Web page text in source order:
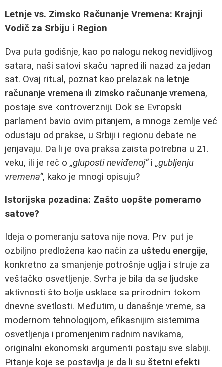
Letnje vs. Zimsko Računanje Vremena: Krajnji
Vodič za Srbiju i Region
Dva puta godišnje, kao po nalogu nekog nevidljivog
satara, naši satovi skaču napred ili nazad za jedan
sat. Ovaj ritual, poznat kao prelazak na letnje
računanje vremena ili zimsko računanje vremena,
postaje sve kontroverzniji. Dok se Evropski
parlament bavio ovim pitanjem, a mnoge zemlje već
odustaju od prakse, u Srbiji i regionu debate ne
jenjavaju. Da li je ova praksa zaista potrebna u 21.
veku, ili je reč o „gluposti neviđenoj“i „gubljenju
vremena“, kako je mnogi opisuju?
Istorijska pozadina: Zašto uopšte pomeramo
satove?
Ideja o pomeranju satova nije nova. Prvi put je
ozbiljno predložena kao način za uštedu energije,
konkretno za smanjenje potrošnje uglja i struje za
veštačko osvetljenje. Svrha je bila da se ljudske
aktivnosti što bolje usklade sa prirodnim tokom
dnevne svetlosti. Međutim, u današnje vreme, sa
modernom tehnologijom, efikasnijim sistemima
osvetljenja i promenjenim radnim navikama,
originalni ekonomski argumenti postaju sve slabiji.
Pitanje koje se postavlja je da li su štetni efekti